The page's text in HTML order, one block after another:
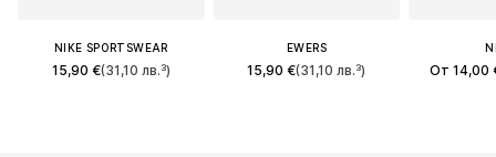
NIKE SPORTSWEAR
15,90 €(31,10 лв.³)
EWERS
15,90 €(31,10 лв.³) От 14,00